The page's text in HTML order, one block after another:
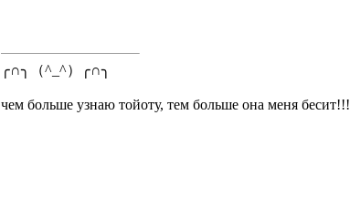
╭∩╮（^_^）╭∩╮
чем больше узнаю тойоту, тем больше она меня бесит!!!